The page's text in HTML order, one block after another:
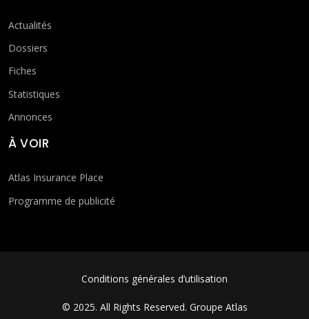
Actualités
Dossiers
Fiches
Statistiques
Annonces
À VOIR
Atlas Insurance Place
Programme de publicité
FOOTER MENUConditions générales d’utilisation
© 2025. All Rights Reserved. Groupe Atlas